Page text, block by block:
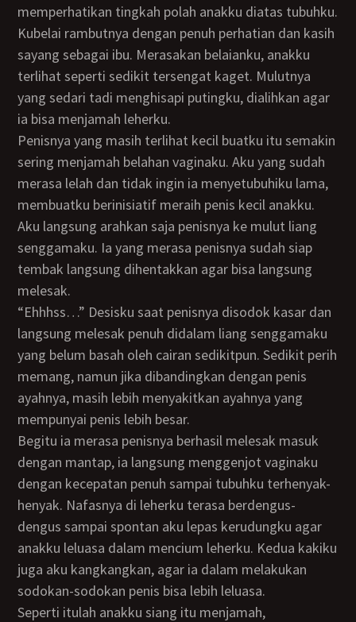
memperhatikan tingkah polah anakku diatas tubuhku.
Kubelai rambutnya dengan penuh perhatian dan kasih
sayang sebagai ibu. Merasakan belaianku, anakku
terlihat seperti sedikit tersengat kaget. Mulutnya
yang sedari tadi menghisapi putingku, dialihkan agar
ia bisa menjamah leherku.
Penisnya yang masih terlihat kecil buatku itu semakin
sering menjamah belahan vaginaku. Aku yang sudah
merasa lelah dan tidak ingin ia menyetubuhiku lama,
membuatku berinisiatif meraih penis kecil anakku.
Aku langsung arahkan saja penisnya ke mulut liang
senggamaku. Ia yang merasa penisnya sudah siap
tembak langsung dihentakkan agar bisa langsung
melesak.
“Ehhhss…” Desisku saat penisnya disodok kasar dan
langsung melesak penuh didalam liang senggamaku
yang belum basah oleh cairan sedikitpun. Sedikit perih
memang, namun jika dibandingkan dengan penis
ayahnya, masih lebih menyakitkan ayahnya yang
mempunyai penis lebih besar.
Begitu ia merasa penisnya berhasil melesak masuk
dengan mantap, ia langsung menggenjot vaginaku
dengan kecepatan penuh sampai tubuhku terhenyak-
henyak. Nafasnya di leherku terasa berdengus-
dengus sampai spontan aku lepas kerudungku agar
anakku leluasa dalam mencium leherku. Kedua kakiku
juga aku kangkangkan, agar ia dalam melakukan
sodokan-sodokan penis bisa lebih leluasa.
Seperti itulah anakku siang itu menjamah,